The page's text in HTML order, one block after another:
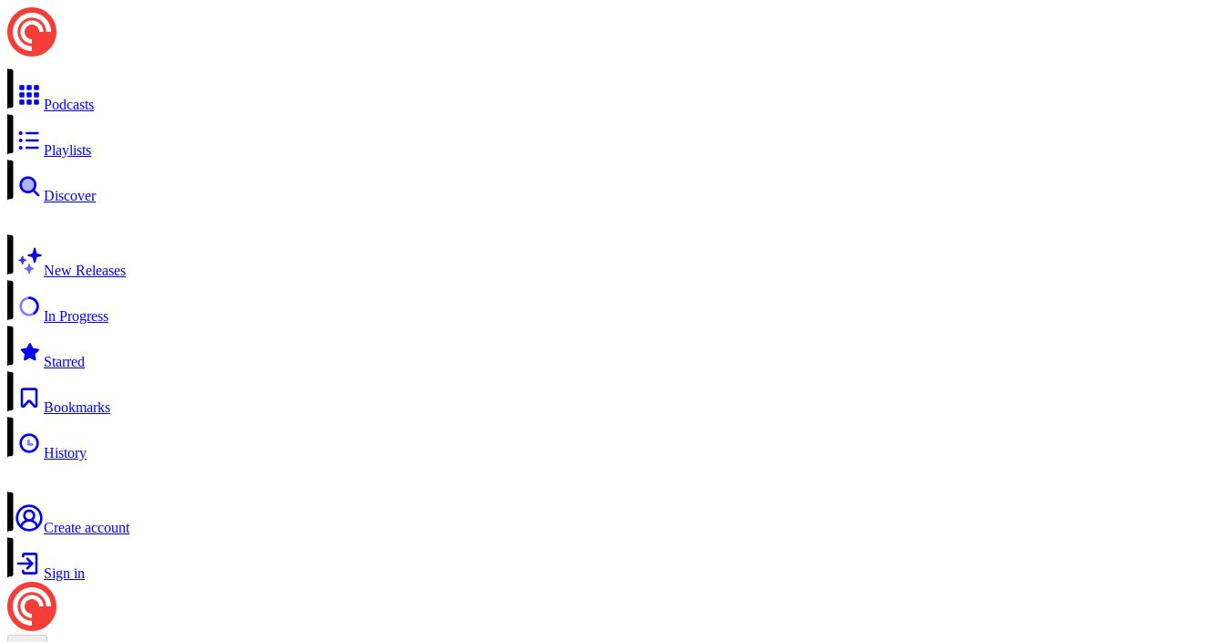
Podcasts
Playlists
Discover
New Releases
In Progress
Starred
Bookmarks
History
Create account
Sign in